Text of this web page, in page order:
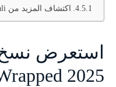
اكتشاف المزيد من Mohdbali